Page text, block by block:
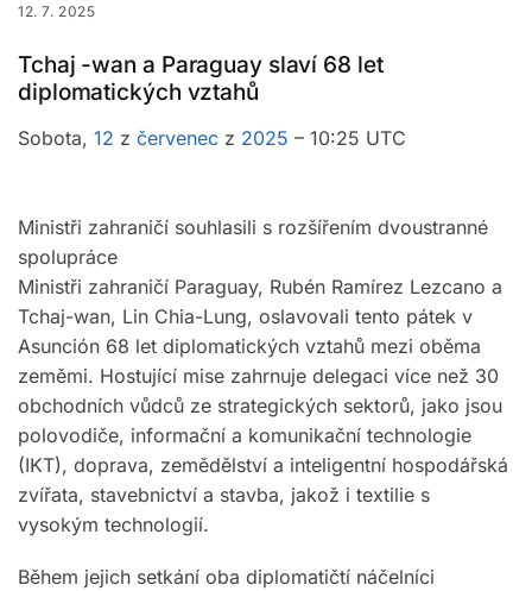
12. 7. 2025
Tchaj -wan a Paraguay slaví 68 let
diplomatických vztahů
Sobota, 12 z červenec z 2025 – 10:25 UTC
Ministři zahraničí souhlasili s rozšířením dvoustranné
spolupráce
Ministři zahraničí Paraguay, Rubén Ramírez Lezcano a
Tchaj-wan, Lin Chia-Lung, oslavovali tento pátek v
Asunción 68 let diplomatických vztahů mezi oběma
zeměmi. Hostující mise zahrnuje delegaci více než 30
obchodních vůdců ze strategických sektorů, jako jsou
polovodiče, informační a komunikační technologie
(IKT), doprava, zemědělství a inteligentní hospodářská
zvířata, stavebnictví a stavba, jakož i textilie s
vysokým technologií.
Během jejich setkání oba diplomatičtí náčelníci